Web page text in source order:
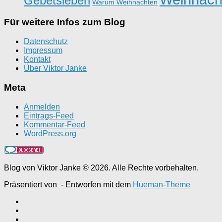
Warum Weihnachten
Für weitere Infos zum Blog
Datenschutz
Impressum
Kontakt
Über Viktor Janke
Meta
Anmelden
Eintrags-Feed
Kommentar-Feed
WordPress.org
Blog von Viktor Janke © 2026. Alle Rechte vorbehalten.
Präsentiert von - Entworfen mit dem Hueman-Theme